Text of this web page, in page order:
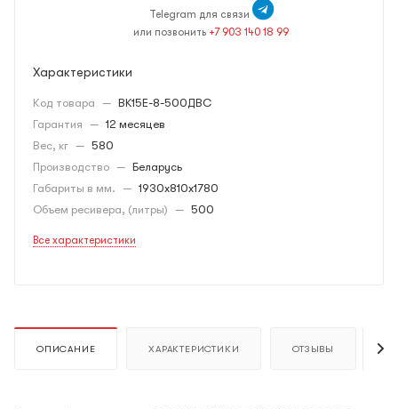
Telegram для связи
или позвонить +7 903 140 18 99
Характеристики
Код товара — BK15E-8-500ДВС
Гарантия — 12 месяцев
Вес, кг — 580
Производство — Беларусь
Габариты в мм. — 1930х810х1780
Объем ресивера, (литры) — 500
Все характеристики
ОПИСАНИЕ ХАРАКТЕРИСТИКИ ОТЗЫВЫ